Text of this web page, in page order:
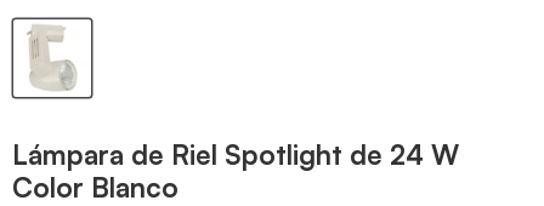
Lámpara de Riel Spotlight de 24 W
Color Blanco